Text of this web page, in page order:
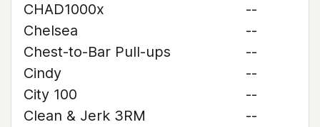
CHAD1000x
--
Chelsea
--
Chest-to-Bar Pull-ups
--
Cindy
--
City 100
--
Clean & Jerk 3RM
--